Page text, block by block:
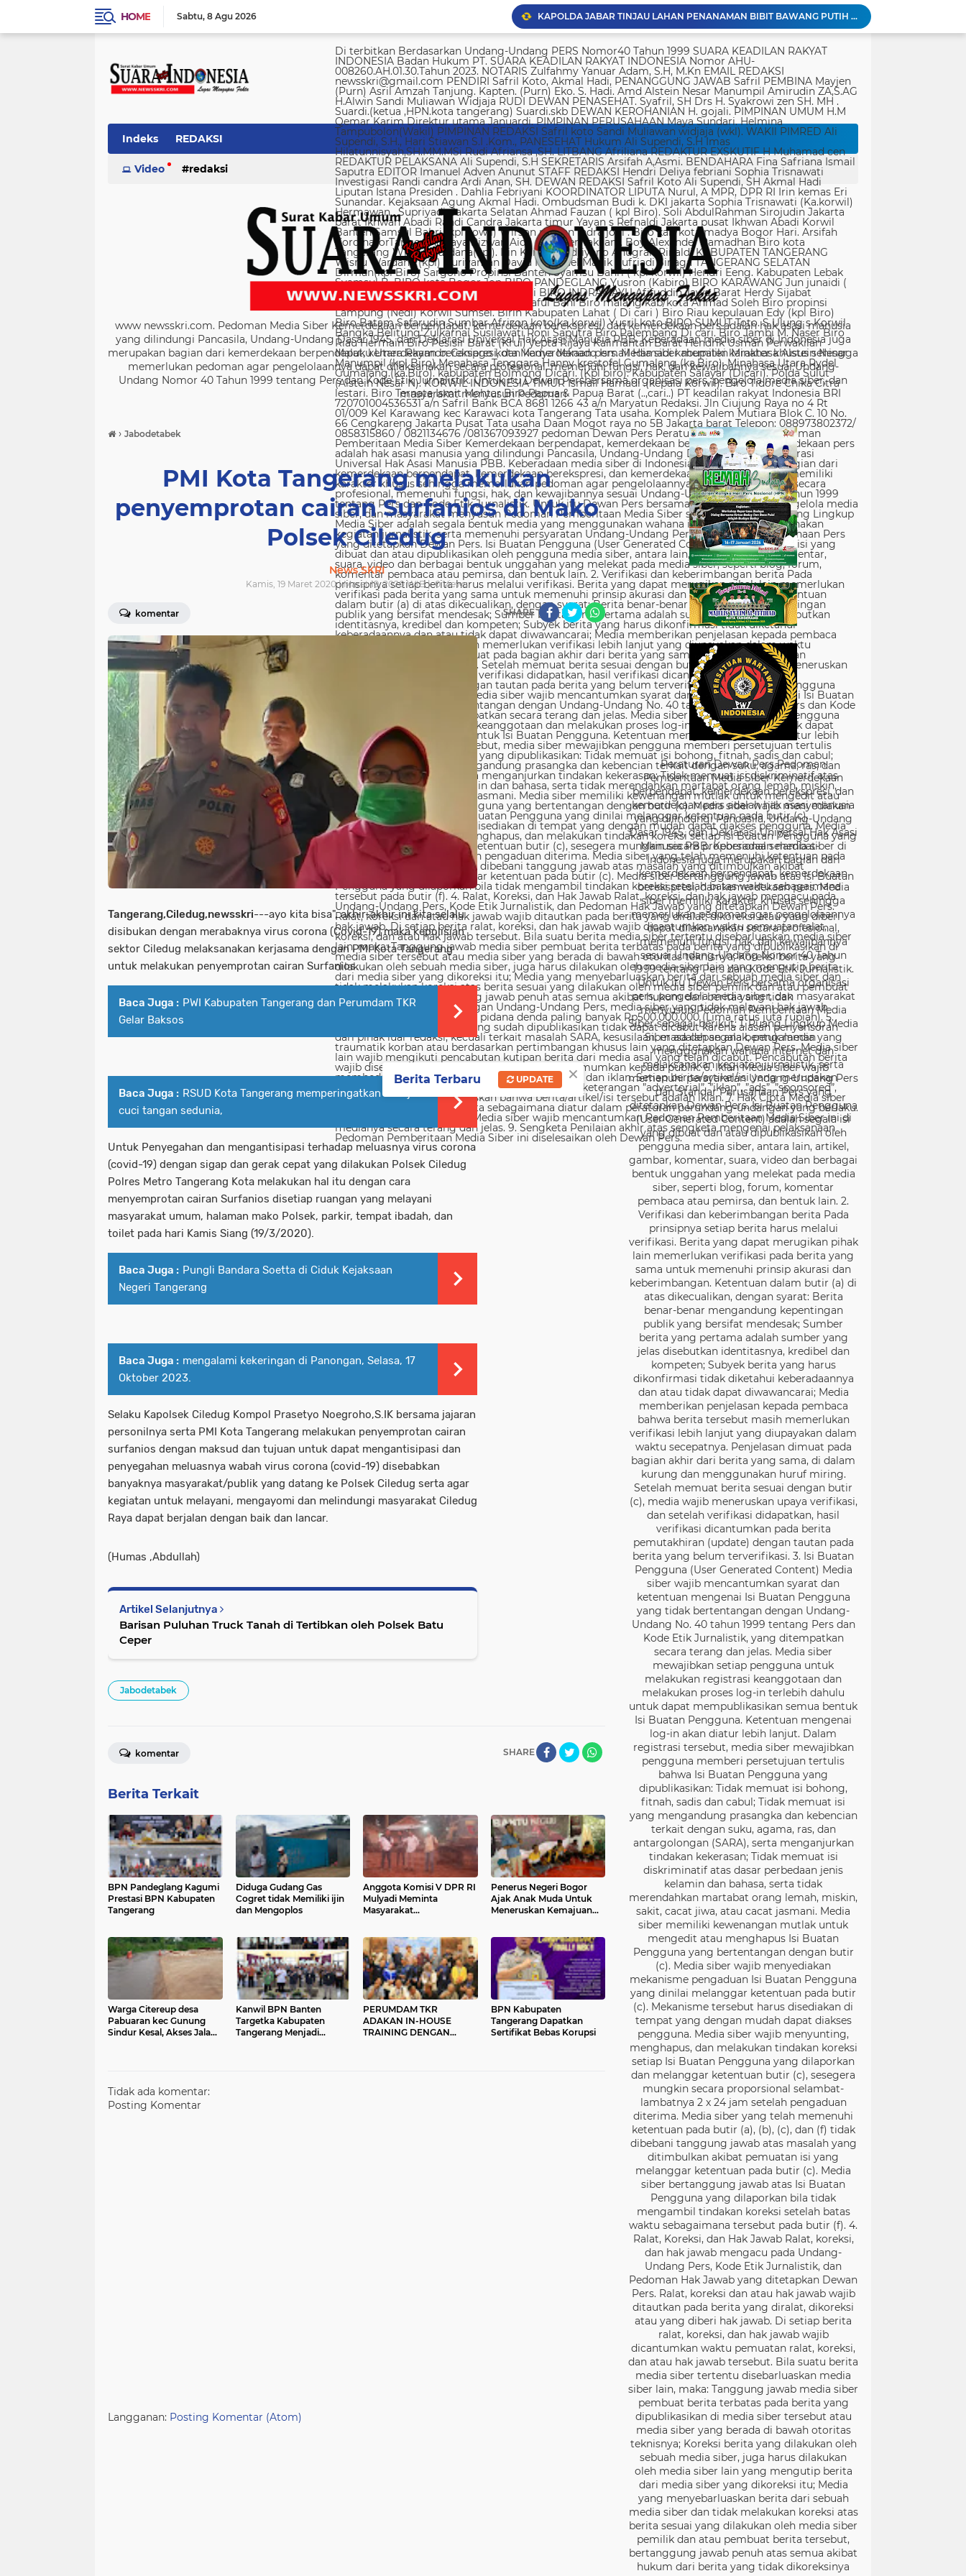
HOME Sabtu 8 Agu 2026
KAPOLDA JABAR TINJAU LAHAN PENANAMAN BIBIT BAWANG PUTIH DI CIATER, DUKUNG PROGRAM KETAHANAN PANGAN NASIONAL
Dit Samapta Polda Metro Jaya Kerahkan Personel Bantu Tangani Kebakaran Gedung Bapenda
Imigrasi deportasi 25 WN Vietnam terkait izin tinggal
Bahu Membahu Demi Desa Sehat, Satgas TMMD Bersama Warga Bersihkan Saluran Air
Bapenda) Kabupaten Bekasi bersama sejumlah instansi terkait menggelar operasi
Di terbitkan Berdasarkan Undang-Undang PERS Nomor40 Tahun 1999 SUARA KEADILAN RAKYAT INDONESIA Badan Hukum PT. SUARA KEADILAN RAKYAT INDONESIA Nomor AHU-008260.AH.01.30.Tahun 2023. NOTARIS Zulfahmy Yanuar Adam, S.H, M.Kn EMAIL REDAKSI newsskri@gmail.com PENDIRI Safril Koto, Akmal Hadi, PENANGGUNG JAWAB Safril PEMBINA Mayjen (Purn) Asril Amzah Tanjung. Kapten. (Purn) Eko. S. Hadi. Amd Alstein Nesar Manumpil Amirudin ZA,S.AG H.Alwin Sandi Muliawan Widjaja RUDI DEWAN PENASEHAT. Syafril, SH Drs H. Syakrowi zen SH. MH . Suardi.(ketua ,HPN.kota tangerang) Suardi.skb DEWAN KEROHANIAN H. gojali. PIMPINAN UMUM H.M Qemar Karim Direktur utama Januardi. PIMPINAN PERUSAHAAN Maya Sundari. Helmina Tampubolon(Wakil) PIMPINAN REDAKSI Safril koto Sandi Muliawan widjaja (wkl). WAKIl PIMRED Ali Supendi, S.H., Hari Stiawan S.I .Kom., PANESEHAT Hukum Ali Supendi, S.H Imas Hilatunnisyah,SH.MM.MSi Rudi Afriansa ,SH. LITBANG Afriliana REDAKTUR EXSKUTIF H Muhamad cen REDAKTUR PELAKSANA Ali Supendi, S.H SEKRETARIS Arsifah A,Asmi. BENDAHARA Fina Safriana Ismail Saputra EDITOR Imanuel Adven Anunut STAFF REDAKSI Hendri Deliya febriani Sophia Trisnawati Investigasi Randi candra Ardi Anan, SH. DEWAN REDAKSI Safril Koto Ali Supendi, SH Akmal Hadi Liputan Istana Presiden . Dahlia Febriyani KOORDINATOR LIPUTA Nurul, A MPR, DPR RI Irin kemas Eri Sunandar. Kejaksaan Agung Akmal Hadi. Ombudsman Budi k. DKI jakarta Sophia Trisnawati (Ka.korwil) Hermawan . Supriyadi. Jakarta Selatan Ahmad Fauzan ( kpl Biro). Soli AbdulRahman Sirojudin Jakarta barat Ikhwan Abadi Randi Candra Jakarta timur Yayan s Refnaldi Jakarta pusat Ikhwan Abadi Korwil Banten Samsul Bahri (kpl kowil) Wirson risman Indra joni . Biro kab/kota madya Bogor Hari. Arsifah KordinatorTangerang raya Rizwan Aidil ( kpl. Perwakilan). Boy Alexander Ramadhan Biro kota Tangerang Wisnu Wardana(kpl). Irin Kamas Andriyano Anugrah Rinaldi KABUPATEN TANGERANG Wisnu Wardana (kpl) Nuriyaman David Natanael Manik Sufriadi Sinaga TANGERANG SELATAN Dirman(kpl Biro) Sargono Propinsi Banten Syamsu Bahri ( kpl korwil) Hendri Eeng. Kabupaten Lebak Syamsul B. BIRO kota Bogor Jon BIRO PANDEGLANG Yusron (Kabiro) BIRO KARAWANG Jun junaidi ( kpl Biro) Ugi . BIRO KUNINGAN Nurhadi BIRO INDRAMAYU Afifuddin Jawa Barat Herdy Sijabat (kapowil). BIRO JAWA TIMUR Sofiyan Saful Bahi Biro malang kab/kota Ahmad Soleh Biro propinsi Lampung (Nedi) Korwil Sumsel. Birin Kabupaten Lahat ( Di cari ) Biro Riau kepulauan Edy (kpl Biro) Biro Batam Safarudin Sumbar Afrizon koto(ka korwil) Yusril koto BIRO SUMUT Toto. S Ulung s Korwil Bangka Belitung Zulkarnai Susilawati Roni Saputra Biro Palembang Di cari. Biro Jambi M. Naser Biro Riau Hermain Biro Pesisir Barat (Krui) yepta Rijaya Kalimantan Barat Hendrik Usman Perwakilan Maluku Utara Raymon Caniago kota Madya Manado Ismail Hamadi kabupaten Minahasa Alstein Nesar Manumpil (kpl Biro) Menahasa Tenggara Hanny krestofel Gumalang (ka.Biro). Minahasa Utara Rydel Gumalang.(ka.Biro). kabupaten Bolmong Dicari. (Kpl biro). Kabupaten Salayar (Dicari). Polda Sulut (Alstein Nesar N). KORWIL INDONESIA TIMUR Ismail Hamadi .(kepala Korwil). Biro Tidore Chika Citra lestari. Biro Ternate Ismit Mohtar Biro Papua & Papua Barat (..,cari..) PT keadilan rakyat Indonesia BRI 720701004536531 a/n Safril Bank BCA 8681 1266 43 a/n Maryatun Redaksi. Jln Ciujung Raya no 4 Rt 01/009 Kel Karawang kec Karawaci kota Tangerang Tata usaha. Komplek Palem Mutiara Blok C. 10 No. 66 Cengkareng Jakarta Pusat Tata usaha Daan Mogot raya no 5B Jakarta barat Telepon: 088973802372/ 0858315860 / 0821134676 /081367093927 pedoman Dewan Pers Peraturan Dewan Pers Pedoman Pemberitaan Media Siber Kemerdekaan berpendapat, kemerdekaan berekspresi, dan kemerdekaan pers adalah hak asasi manusia yang dilindungi Pancasila, Undang-Undang Dasar 1945, dan Deklarasi Universal Hak Asasi Manusia PBB. Keberadaan media siber di Indonesia juga merupakan bagian dari kemerdekaan berpendapat, kemerdekaan berekspresi, dan kemerdekaan pers. Media siber memiliki karakter khusus sehingga memerlukan pedoman agar pengelolaannya dapat dilaksanakan secara profesional, memenuhi fungsi, hak, dan kewajibannya sesuai Undang-Undang Nomor 40 Tahun 1999 tentang Pers dan Kode Etik Jurnalistik. Untuk itu Dewan Pers bersama organisasi pers, pengelola media siber, dan masyarakat menyusun Pedoman Pemberitaan Media Siber sebagai berikut: 1. Ruang Lingkup Media Siber adalah segala bentuk media yang menggunakan wahana internet dan melaksanakan kegiatan jurnalistik, serta memenuhi persyaratan Undang-Undang Pers dan Standar Perusahaan Pers yang ditetapkan Dewan Pers. Isi Buatan Pengguna (User Generated Content) adalah segala isi yang dibuat dan atau dipublikasikan oleh pengguna media siber, antara lain, artikel, gambar, komentar, suara, video dan berbagai bentuk unggahan yang melekat pada media siber, seperti blog, forum, komentar pembaca atau pemirsa, dan bentuk lain. 2. Verifikasi dan keberimbangan berita Pada prinsipnya setiap berita harus melalui verifikasi. Berita yang dapat merugikan pihak lain memerlukan verifikasi pada berita yang sama untuk memenuhi prinsip akurasi dan keberimbangan. Ketentuan dalam butir (a) di atas dikecualikan, dengan syarat: Berita benar-benar mengandung kepentingan publik yang bersifat mendesak; Sumber berita yang pertama adalah sumber yang jelas disebutkan identitasnya, kredibel dan kompeten; Subyek berita yang harus dikonfirmasi tidak diketahui keberadaannya dan atau tidak dapat diwawancarai; Media memberikan penjelasan kepada pembaca bahwa berita tersebut masih memerlukan verifikasi lebih lanjut yang diupayakan dalam waktu secepatnya. Penjelasan dimuat pada bagian akhir dari berita yang sama, di dalam kurung dan menggunakan huruf miring. Setelah memuat berita sesuai dengan butir (c), media wajib meneruskan upaya verifikasi, dan setelah verifikasi didapatkan, hasil verifikasi dicantumkan pada berita pemutakhiran (update) dengan tautan pada berita yang belum terverifikasi. 3. Isi Buatan Pengguna (User Generated Content) Media siber wajib mencantumkan syarat dan ketentuan mengenai Isi Buatan Pengguna yang tidak bertentangan dengan Undang-Undang No. 40 tahun 1999 tentang Pers dan Kode Etik Jurnalistik, yang ditempatkan secara terang dan jelas. Media siber mewajibkan setiap pengguna untuk melakukan registrasi keanggotaan dan melakukan proses log-in terlebih dahulu untuk dapat mempublikasikan semua bentuk Isi Buatan Pengguna. Ketentuan mengenai log-in akan diatur lebih lanjut. Dalam registrasi tersebut, media siber mewajibkan pengguna memberi persetujuan tertulis bahwa Isi Buatan Pengguna yang dipublikasikan: Tidak memuat isi bohong, fitnah, sadis dan cabul; Tidak memuat isi yang mengandung prasangka dan kebencian terkait dengan suku, agama, ras, dan antargolongan (SARA), serta menganjurkan tindakan kekerasan; Tidak memuat isi diskriminatif atas dasar perbedaan jenis kelamin dan bahasa, serta tidak merendahkan martabat orang lemah, miskin, sakit, cacat jiwa, atau cacat jasmani. Media siber memiliki kewenangan mutlak untuk mengedit atau menghapus Isi Buatan Pengguna yang bertentangan dengan butir (c). Media siber wajib menyediakan mekanisme pengaduan Isi Buatan Pengguna yang dinilai melanggar ketentuan pada butir (c). Mekanisme tersebut harus disediakan di tempat yang dengan mudah dapat diakses pengguna. Media siber wajib menyunting, menghapus, dan melakukan tindakan koreksi setiap Isi Buatan Pengguna yang dilaporkan dan melanggar ketentuan butir (c), sesegera mungkin secara proporsional selambat-lambatnya 2 x 24 jam setelah pengaduan diterima. Media siber yang telah memenuhi ketentuan pada butir (a), (b), (c), dan (f) tidak dibebani tanggung jawab atas masalah yang ditimbulkan akibat pemuatan isi yang melanggar ketentuan pada butir (c). Media siber bertanggung jawab atas Isi Buatan Pengguna yang dilaporkan bila tidak mengambil tindakan koreksi setelah batas waktu sebagaimana tersebut pada butir (f). 4. Ralat, Koreksi, dan Hak Jawab Ralat, koreksi, dan hak jawab mengacu pada Undang-Undang Pers, Kode Etik Jurnalistik, dan Pedoman Hak Jawab yang ditetapkan Dewan Pers. Ralat, koreksi dan atau hak jawab wajib ditautkan pada berita yang diralat, dikoreksi atau yang diberi hak jawab. Di setiap berita ralat, koreksi, dan hak jawab wajib dicantumkan waktu pemuatan ralat, koreksi, dan atau hak jawab tersebut. Bila suatu berita media siber tertentu disebarluaskan media siber lain, maka: Tanggung jawab media siber pembuat berita terbatas pada berita yang dipublikasikan di media siber tersebut atau media siber yang berada di bawah otoritas teknisnya; Koreksi berita yang dilakukan oleh sebuah media siber, juga harus dilakukan oleh media siber lain yang mengutip berita dari media siber yang dikoreksi itu; Media yang menyebarluaskan berita dari sebuah media siber dan tidak melakukan koreksi atas berita sesuai yang dilakukan oleh media siber pemilik dan atau pembuat berita tersebut, bertanggung jawab penuh atas semua akibat hukum dari berita yang tidak dikoreksinya itu. Sesuai dengan Undang-Undang Pers, media siber yang tidak melayani hak jawab dapat dijatuhi sanksi hukum pidana denda paling banyak Rp500.000.000 (Lima ratus juta rupiah). 5. Pencabutan Berita Berita yang sudah dipublikasikan tidak dapat dicabut karena alasan penyensoran dari pihak luar redaksi, kecuali terkait masalah SARA, kesusilaan, masa depan anak, pengalaman traumatik korban atau berdasarkan pertimbangan khusus lain yang ditetapkan Dewan Pers. Media siber lain wajib mengikuti pencabutan kutipan berita dari media asal yang telah dicabut. Pencabutan berita wajib disertai dengan alasan pencabutan dan diumumkan kepada publik. 6. Iklan Media siber wajib membedakan dengan tegas antara produk berita dan iklan. Setiap berita/artikel/isi yang merupakan iklan dan atau isi berbayar wajib mencantumkan keterangan ”advertorial”, ”iklan”, ”ads”, ”spons
Indeks REDAKSI
Video redaksi
www newsskri.com. Pedoman Media Siber Kemerdekaan berpendapat, kemerdekaan berekspresi, dan kemerdekaan pers adalah hak asasi manusia
yang dilindungi Pancasila, Undang-Undang Dasar 1945, dan Deklarasi Universal Hak Asasi Manusia PBB. Keberadaan media siber di Indonesia juga
merupakan bagian dari kemerdekaan berpendapat, kemerdekaan berekspresi, dan kemerdekaan pers. Media siber memiliki karakter khusus sehingga
memerlukan pedoman agar pengelolaannya dapat dilaksanakan secara profesional, memenuhi fungsi, hak, dan kewajibannya sesuai Undang-
Undang Nomor 40 Tahun 1999 tentang Pers dan Kode Etik Jurnalistik. Untuk itu Dewan Persbersama organisasi pers, pengelola media siber, dan
masyarakat menyusun Pedoman
› Jabodetabek
PMI Kota Tangerang melakukan
penyemprotan cairan Surfanios di Mako
Polsek Ciledug
News SKRI
Kamis, 19 Maret 2020 | Maret 19, 2020 WIB | 0Views
komentar SHARE
Tangerang,Ciledug,newsskri---ayo kita bisa", akhir-akhir ini kita selalu
disibukan dengan merabaknya virus corona (Covid-19) maka kepolisian
sektor Ciledug melaksanakan kerjasama dengan PMI Kota Tangerang
untuk melakukan penyemprotan cairan Surfanios.
Baca Juga : PWI Kabupaten Tangerang dan Perumdam TKR
Gelar Baksos
Baca Juga : RSUD Kota Tangerang memperingatkan Hari jadi
cuci tangan sedunia,
Untuk Penyegahan dan mengantisipasi terhadap meluasnya virus corona
(covid-19) dengan sigap dan gerak cepat yang dilakukan Polsek Ciledug
Polres Metro Tangerang Kota melakukan hal itu dengan cara
menyemprotan cairan Surfanios disetiap ruangan yang melayani
masyarakat umum, halaman mako Polsek, parkir, tempat ibadah, dan
toilet pada hari Kamis Siang (19/3/2020).
Baca Juga : Pungli Bandara Soetta di Ciduk Kejaksaan
Negeri Tangerang
Baca Juga : mengalami kekeringan di Panongan, Selasa, 17
Oktober 2023.
Selaku Kapolsek Ciledug Kompol Prasetyo Noegroho,S.IK bersama jajaran
personilnya serta PMI Kota Tangerang melakukan penyemprotan cairan
surfanios dengan maksud dan tujuan untuk dapat mengantisipasi dan
penyegahan meluasnya wabah virus corona (covid-19) disebabkan
banyaknya masyarakat/publik yang datang ke Polsek Ciledug serta agar
kegiatan untuk melayani, mengayomi dan melindungi masyarakat Ciledug
Raya dapat berjalan dengan baik dan lancar.
(Humas ,Abdullah)
Artikel Selanjutnya
Barisan Puluhan Truck Tanah di Tertibkan oleh Polsek Batu
Ceper
Jabodetabek
SHARE
komentar
Berita Terkait
BPN Pandeglang Kagumi
Prestasi BPN Kabupaten
Tangerang
Diduga Gudang Gas
Cogret tidak Memiliki ijin
dan Mengoplos
Anggota Komisi V DPR RI
Mulyadi Meminta
Masyarakat
Tambang
Penerus Negeri Bogor
Ajak Anak Muda Untuk
Meneruskan Kemajuan
Warga Citereup desa
Pabuaran kec Gunung
Sindur Kesal, Akses Jalan
Kanwil BPN Banten
Targetka Kabupaten
Tangerang Menjadi
PERUMDAM TKR
ADAKAN IN-HOUSE
TRAINING DENGAN
BPN Kabupaten
Tangerang Dapatkan
Sertifikat Bebas Korupsi
Tidak ada komentar:
Posting Komentar
Langganan: Posting Komentar (Atom)
Peraturan Dewan Pers Pedoman
Pemberitaan Media Siber Kemerdekaan
berpendapat, kemerdekaan berekspresi, dan
kemerdekaan pers adalah hak asasi manusia
yang dilindungi Pancasila, Undang-Undang
Dasar 1945, dan Deklarasi Universal Hak Asasi
Manusia PBB. Keberadaan media siber di
Indonesia juga merupakan bagian dari
kemerdekaan berpendapat, kemerdekaan
berekspresi, dan kemerdekaan pers. Media
siber memiliki karakter khusus sehingga
memerlukan pedoman agar pengelolaannya
dapat dilaksanakan secara profesional,
memenuhi fungsi, hak, dan kewajibannya
sesuai Undang-Undang Nomor 40 Tahun
1999 tentang Pers dan Kode Etik Jurnalistik.
Untuk itu Dewan Pers bersama organisasi
pers, pengelola media siber, dan masyarakat
menyusun Pedoman Pemberitaan Media
Siber sebagai berikut: 1. Ruang Lingkup Media
Siber adalah segala bentuk media yang
menggunakan wahana internet dan
melaksanakan kegiatan jurnalistik, serta
memenuhi persyaratan Undang-Undang Pers
dan Standar Perusahaan Pers yang
ditetapkan Dewan Pers. Isi Buatan Pengguna
(User Generated Content) adalah segala isi
yang dibuat dan atau dipublikasikan oleh
pengguna media siber, antara lain, artikel,
gambar, komentar, suara, video dan berbagai
bentuk unggahan yang melekat pada media
siber, seperti blog, forum, komentar
pembaca atau pemirsa, dan bentuk lain. 2.
Verifikasi dan keberimbangan berita Pada
prinsipnya setiap berita harus melalui
verifikasi. Berita yang dapat merugikan pihak
lain memerlukan verifikasi pada berita yang
sama untuk memenuhi prinsip akurasi dan
keberimbangan. Ketentuan dalam butir (a) di
atas dikecualikan, dengan syarat: Berita
benar-benar mengandung kepentingan
publik yang bersifat mendesak; Sumber
berita yang pertama adalah sumber yang
jelas disebutkan identitasnya, kredibel dan
kompeten; Subyek berita yang harus
dikonfirmasi tidak diketahui keberadaannya
dan atau tidak dapat diwawancarai; Media
memberikan penjelasan kepada pembaca
bahwa berita tersebut masih memerlukan
verifikasi lebih lanjut yang diupayakan dalam
waktu secepatnya. Penjelasan dimuat pada
bagian akhir dari berita yang sama, di dalam
kurung dan menggunakan huruf miring.
Setelah memuat berita sesuai dengan butir
(c), media wajib meneruskan upaya verifikasi,
dan setelah verifikasi didapatkan, hasil
verifikasi dicantumkan pada berita
pemutakhiran (update) dengan tautan pada
berita yang belum terverifikasi. 3. Isi Buatan
Pengguna (User Generated Content) Media
siber wajib mencantumkan syarat dan
ketentuan mengenai Isi Buatan Pengguna
yang tidak bertentangan dengan Undang-
Undang No. 40 tahun 1999 tentang Pers dan
Kode Etik Jurnalistik, yang ditempatkan
secara terang dan jelas. Media siber
mewajibkan setiap pengguna untuk
melakukan registrasi keanggotaan dan
melakukan proses log-in terlebih dahulu
untuk dapat mempublikasikan semua bentuk
Isi Buatan Pengguna. Ketentuan mengenai
log-in akan diatur lebih lanjut. Dalam
registrasi tersebut, media siber mewajibkan
pengguna memberi persetujuan tertulis
bahwa Isi Buatan Pengguna yang
dipublikasikan: Tidak memuat isi bohong,
fitnah, sadis dan cabul; Tidak memuat isi
yang mengandung prasangka dan kebencian
terkait dengan suku, agama, ras, dan
antargolongan (SARA), serta menganjurkan
tindakan kekerasan; Tidak memuat isi
diskriminatif atas dasar perbedaan jenis
kelamin dan bahasa, serta tidak
merendahkan martabat orang lemah, miskin,
sakit, cacat jiwa, atau cacat jasmani. Media
siber memiliki kewenangan mutlak untuk
mengedit atau menghapus Isi Buatan
Pengguna yang bertentangan dengan butir
(c). Media siber wajib menyediakan
mekanisme pengaduan Isi Buatan Pengguna
yang dinilai melanggar ketentuan pada butir
(c). Mekanisme tersebut harus disediakan di
tempat yang dengan mudah dapat diakses
pengguna. Media siber wajib menyunting,
menghapus, dan melakukan tindakan koreksi
setiap Isi Buatan Pengguna yang dilaporkan
dan melanggar ketentuan butir (c), sesegera
mungkin secara proporsional selambat-
lambatnya 2 x 24 jam setelah pengaduan
diterima. Media siber yang telah memenuhi
ketentuan pada butir (a), (b), (c), dan (f) tidak
dibebani tanggung jawab atas masalah yang
ditimbulkan akibat pemuatan isi yang
melanggar ketentuan pada butir (c). Media
siber bertanggung jawab atas Isi Buatan
Pengguna yang dilaporkan bila tidak
mengambil tindakan koreksi setelah batas
waktu sebagaimana tersebut pada butir (f). 4.
Ralat, Koreksi, dan Hak Jawab Ralat, koreksi,
dan hak jawab mengacu pada Undang-
Undang Pers, Kode Etik Jurnalistik, dan
Pedoman Hak Jawab yang ditetapkan Dewan
Pers. Ralat, koreksi dan atau hak jawab wajib
ditautkan pada berita yang diralat, dikoreksi
atau yang diberi hak jawab. Di setiap berita
ralat, koreksi, dan hak jawab wajib
dicantumkan waktu pemuatan ralat, koreksi,
dan atau hak jawab tersebut. Bila suatu berita
media siber tertentu disebarluaskan media
siber lain, maka: Tanggung jawab media siber
pembuat berita terbatas pada berita yang
dipublikasikan di media siber tersebut atau
media siber yang berada di bawah otoritas
teknisnya; Koreksi berita yang dilakukan oleh
sebuah media siber, juga harus dilakukan
oleh media siber lain yang mengutip berita
dari media siber yang dikoreksi itu; Media
yang menyebarluaskan berita dari sebuah
media siber dan tidak melakukan koreksi atas
berita sesuai yang dilakukan oleh media siber
pemilik dan atau pembuat berita tersebut,
bertanggung jawab penuh atas semua akibat
hukum dari berita yang tidak dikoreksinya
×
Berita Terbaru UPDATE